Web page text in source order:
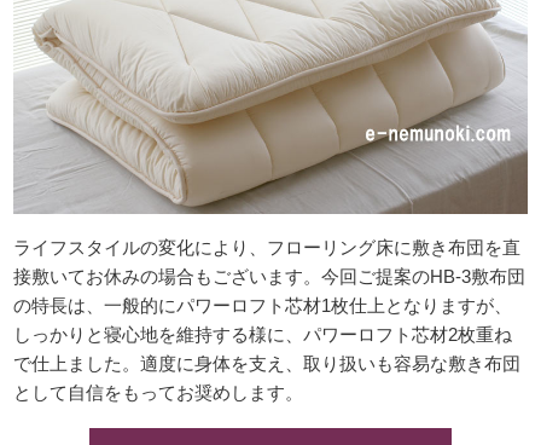
ライフスタイルの変化により、フローリング床に敷き布団を直
接敷いてお休みの場合もございます。今回ご提案のHB-3敷布団
の特長は、一般的にパワーロフト芯材1枚仕上となりますが、
しっかりと寝心地を維持する様に、パワーロフト芯材2枚重ね
で仕上ました。適度に身体を支え、取り扱いも容易な敷き布団
として自信をもってお奨めします。